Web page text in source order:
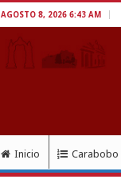
AGOSTO 8, 2026 6:43 AM
Inicio Carabobo